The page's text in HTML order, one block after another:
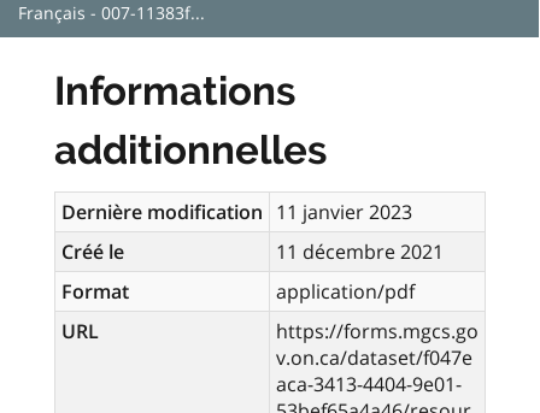
Français - 007-11383f...
Informations
additionnelles
Dernière modification 11 janvier 2023
Créé le
11 décembre 2021
Format
application/pdf
URL
https://forms.mgcs.go
v.on.ca/dataset/f047e
aca-3413-4404-9e01-